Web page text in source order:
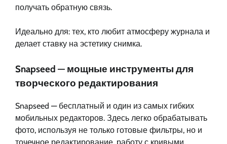
получать обратную связь.
Идеально для: тех, кто любит атмосферу журнала и
делает ставку на эстетику снимка.
Snapseed — мощные инструменты для
творческого редактирования
Snapseed — бесплатный и один из самых гибких
мобильных редакторов. Здесь легко обрабатывать
фото, используя не только готовые фильтры, но и